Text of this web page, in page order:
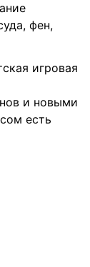
фен,
игровая
и новыми
есть